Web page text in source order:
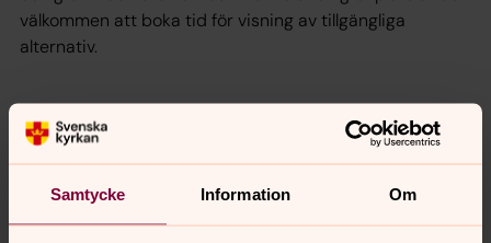
Samtycke Information Om
välkommen att boka tid för visning av tillgängliga
alternativ.
Senast ändrad 20 november 2024
Synpunkter eller frågor på sidans
innehåll?